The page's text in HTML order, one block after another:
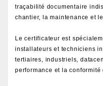
traçabilité documentaire
chantier, la maintenance et
Le certificateur est
installateurs et techniciens
tertiaires, industriels,
performance et la